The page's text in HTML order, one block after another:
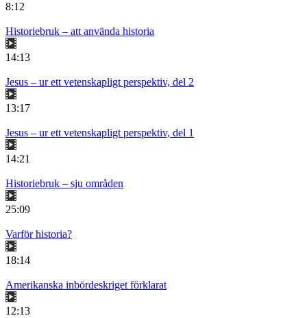
8:12
Historiebruk – att använda historia
14:13
Jesus – ur ett vetenskapligt perspektiv, del 2
13:17
Jesus – ur ett vetenskapligt perspektiv, del 1
14:21
Historiebruk – sju områden
25:09
Varför historia?
18:14
Amerikanska inbördeskriget förklarat
12:13